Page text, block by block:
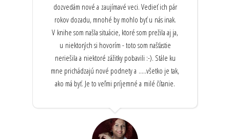
dozvedám nové a zaujímavé veci. Vedieť ich pár
rokov dozadu, mnohé by mohlo byť u nás inak.
V knihe som našla situácie, ktoré som prežila aj ja,
u niektorých si hovorím - toto som našťastie
neriešila a niektoré zážitky pobavili :-). Stále ku
mne prichádzajú nové podnety a .....všetko je tak,
ako má byť. Je to veľmi príjemné a milé čítanie.